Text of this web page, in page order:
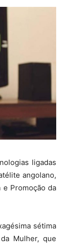
ligadas
angolano,
e Promoção da
sétima
Mulher, que